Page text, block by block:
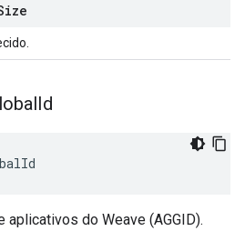
Id
do Weave (AGGID).